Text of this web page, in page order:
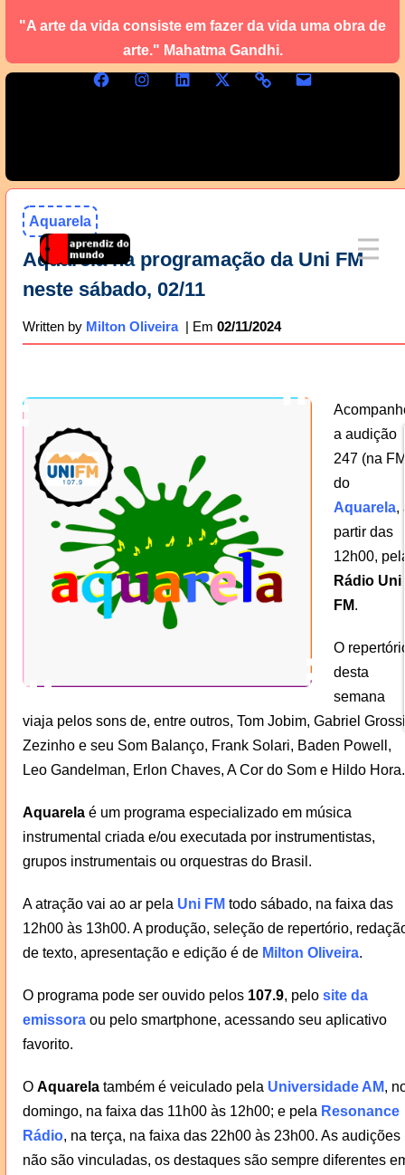
"A arte da vida consiste em fazer da vida uma obra de
arte." Mahatma Gandhi.
Aquarela
Aquarela na programação da Uni FM
neste sábado, 02/11
Written by Milton Oliveira 02/11/2024
a audição
247 (na
do
Aquarela,
partir das
12h00,
Rádio Uni
FM.
O
desta
semana
viaja pelos sons de, entre outros, Tom Jobim, Gabriel
Zezinho e seu Som Balanço, Frank Solari, Baden Powell,
Leo Gandelman, Erlon Chaves, A Cor do Som e Hildo Hora.
Aquarelaé um programa especializado em música
instrumental criada e/ou executada por instrumentistas,
grupos instrumentais ou orquestras do Brasil.
A atração vai ao ar pela Uni FM todo sábado, na faixa das
12h00 às 13h00. A produção, seleção de repertório,
de texto, apresentação e edição é de Milton Oliveira.
O programa pode ser ouvido pelos 107.9, pelo site da
emissoraou pelo smartphone, acessando seu aplicativo
favorito.
O Aquarelatambém é veiculado pela Universidade AM,
domingo, na faixa das 11h00 às 12h00; e pela Resonance
Rádio, na terça, na faixa das 22h00 às 23h00. As audições
não são vinculadas, os destaques são sempre diferentes